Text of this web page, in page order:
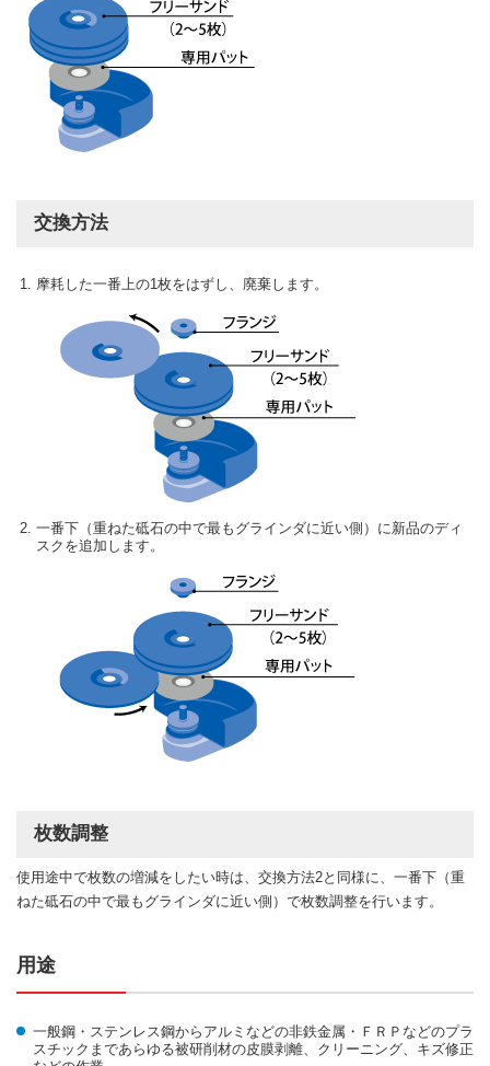
交換方法
摩耗した一番上の1枚をはずし、廃棄します。
一番下（重ねた砥石の中で最もグラインダに近い側）に新品のディ
スクを追加します。
枚数調整
使用途中で枚数の増減をしたい時は、交換方法2と同様に、一番下（重
ねた砥石の中で最もグラインダに近い側）で枚数調整を行います。
用途
一般鋼・ステンレス鋼からアルミなどの非鉄金属・ＦＲＰなどのプラ
スチックまであらゆる被研削材の皮膜剥離、クリーニング、キズ修正